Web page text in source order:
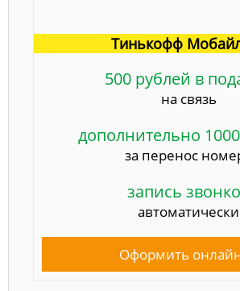
Тинькофф
500 рублей в
на связь
дополнительно
за перенос
запись
автоматически
Оформить